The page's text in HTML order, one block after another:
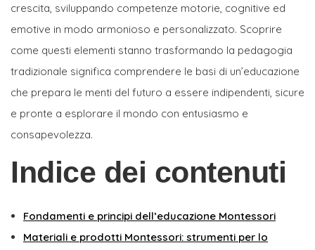
crescita, sviluppando competenze motorie, cognitive ed
emotive in modo armonioso e personalizzato. Scoprire
come questi elementi stanno trasformando la pedagogia
tradizionale significa comprendere le basi di un’educazione
che prepara le menti del futuro a essere indipendenti, sicure
e pronte a esplorare il mondo con entusiasmo e
consapevolezza.
Indice dei contenuti
Fondamenti e principi dell’educazione Montessori
Materiali e prodotti Montessori: strumenti per lo